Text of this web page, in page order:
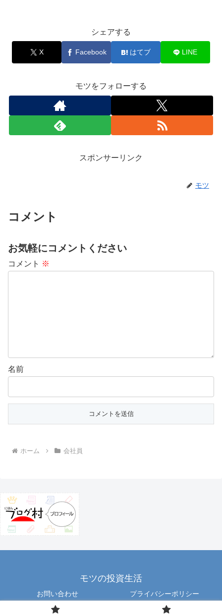
シェアする
X Facebook はてブ LINE
モツをフォローする
スポンサーリンク
モツ
コメント
お気軽にコメントください
コメント ※
名前
ホーム 会社員
モツの投資生活
お問い合わせ プライバシーポリシー
Copyright © 2012 motu All Rights Reserved.